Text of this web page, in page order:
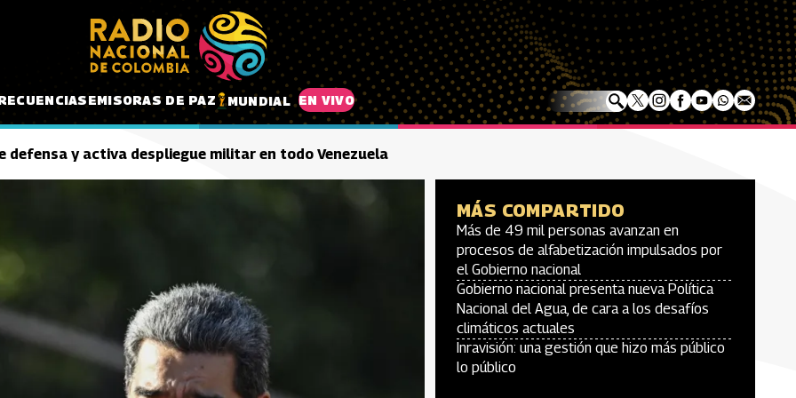
EMISORAS DE PAZ MUNDIAL EN VIVO
defensa y activa despliegue militar en todo Venezuela
MÁS COMPARTIDO
Más de 49 mil personas avanzan en
procesos de alfabetización impulsados por
el Gobierno nacional
Gobierno nacional presenta nueva Política
Nacional del Agua, de cara a los desafíos
climáticos actuales
Inravisión: una gestión que hizo más público
lo público